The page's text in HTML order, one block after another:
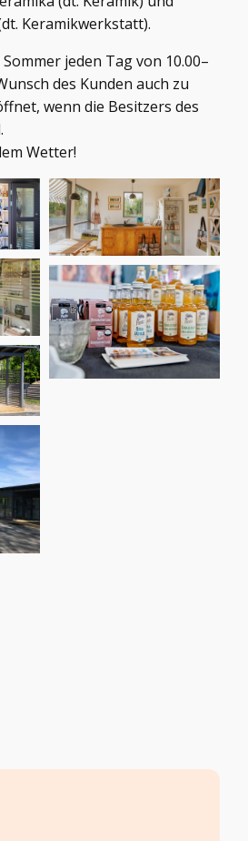
Keramikwerkstatt).
jeden Tag von 10.00–
des Kunden auch zu
wenn die Besitzers des
Wetter!